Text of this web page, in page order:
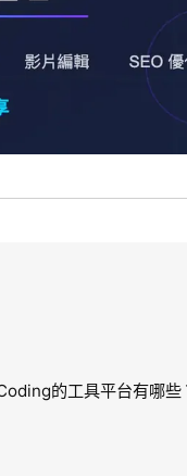
的工具平台有哪些